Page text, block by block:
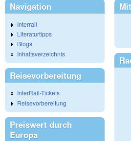
Navigation
Interrail
Literaturtipps
Blogs
Inhaltsverzeichnis
Reisevorbereitung
InterRail-Tickets
Reisevorbereitung
Preiswert durch
Europa